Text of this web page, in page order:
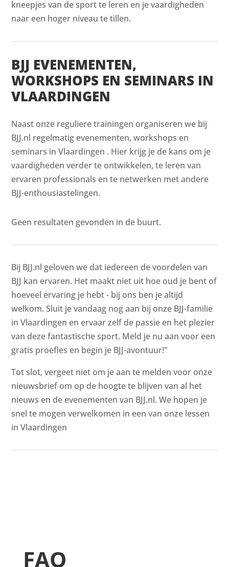
kneepjes van de sport te leren en je vaardigheden
naar een hoger niveau te tillen.
BJJ EVENEMENTEN,
WORKSHOPS EN SEMINARS IN
VLAARDINGEN
Naast onze reguliere trainingen organiseren we bij
BJJ.nl regelmatig evenementen, workshops en
seminars in Vlaardingen . Hier krijg je de kans om je
vaardigheden verder te ontwikkelen, te leren van
ervaren professionals en te netwerken met andere
BJJ-enthousiastelingen.
Geen resultaten gevonden in de buurt.
Bij BJJ.nl geloven we dat iedereen de voordelen van
BJJ kan ervaren. Het maakt niet uit hoe oud je bent of
hoeveel ervaring je hebt - bij ons ben je altijd
welkom. Sluit je vandaag nog aan bij onze BJJ-familie
in Vlaardingen en ervaar zelf de passie en het plezier
van deze fantastische sport. Meld je nu aan voor een
gratis proefles en begin je BJJ-avontuur!"
Tot slot, vergeet niet om je aan te melden voor onze
nieuwsbrief om op de hoogte te blijven van al het
nieuws en de evenementen van BJJ.nl. We hopen je
snel te mogen verwelkomen in een van onze lessen
in Vlaardingen
FAQ